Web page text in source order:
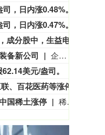
备新公司
企查查APP显示，近日，上电（大连）风电装备有限公司成立，经营范围包含发电机及发电机组制造；海上风电相关装备销售；海上风电相关系统研发；风电场相关装备销售等。企查查股权穿透显示，该公司由电气风电(688660)全资持股。
美元/盎司。
国稀土涨停 稀土永磁板块直线拉升，中国稀土涨停，中科磁业、方邦股份、九菱科技涨超10%，有研新材、中稀有色、盛和资源、北方稀土、奔朗新材跟涨。